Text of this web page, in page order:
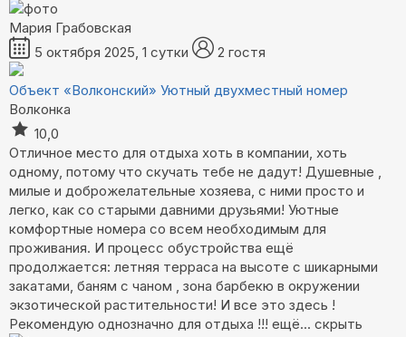
Мария Грабовская
5 октября 2025, 1 сутки
2 гостя
Объект «Волконский» Уютный двухместный номер
Волконка
10,0
Отличное место для отдыха хоть в компании, хоть
одному, потому что скучать тебе не дадут! Душевные ,
милые и доброжелательные хозяева, с ними просто и
легко, как со старыми давними друзьями! Уютные
комфортные номера со всем необходимым для
проживания. И процесс обустройства ещё
продолжается: летняя терраса на высоте с шикарными
закатами, баням с чаном , зона барбекю в окружении
экзотической растительности! И все это здесь !
Рекомендую однозначно для отдыха !!! ещё... скрыть